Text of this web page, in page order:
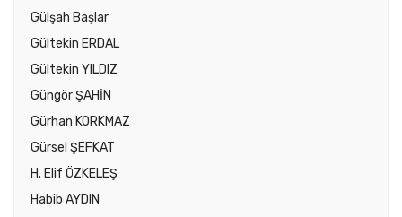
Gülşah Başlar
Gültekin ERDAL
Gültekin YILDIZ
Güngör ŞAHİN
Gürhan KORKMAZ
Gürsel ŞEFKAT
H. Elif ÖZKELEŞ
Habib AYDIN